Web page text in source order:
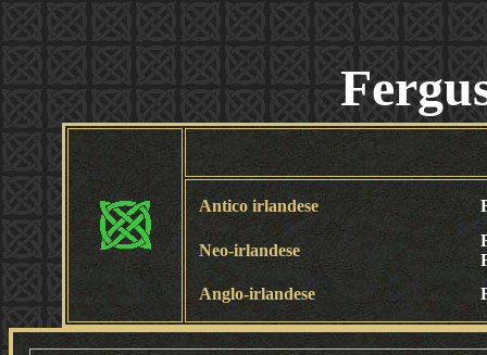
Antico irlandese
Neo-irlandese
Anglo-irlandese